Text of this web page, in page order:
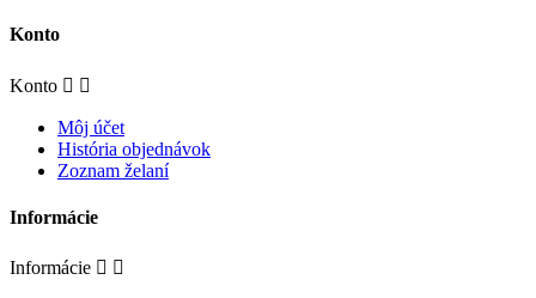
Konto
Konto  
Môj účet
História objednávok
Zoznam želaní
Informácie
Informácie  